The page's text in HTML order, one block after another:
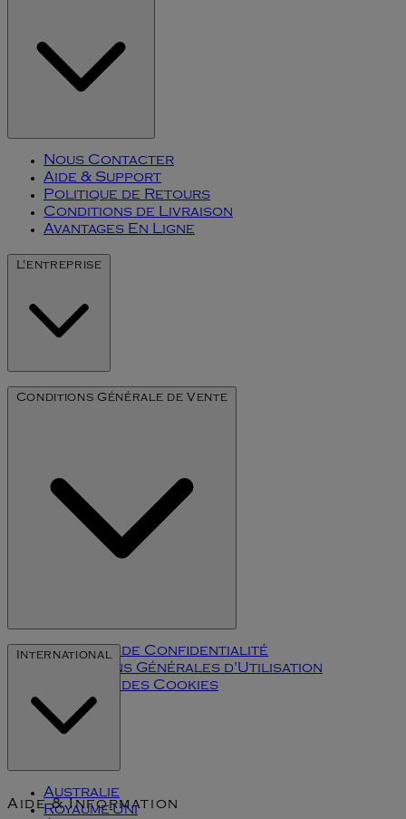
Nous Contacter
Aide & Support
Politique de Retours
Conditions de Livraison
Avantages En Ligne
L'entreprise
Notre Histoire
Conditions Générale de Vente
Politique de Confidentialité
Conditions Générales d'Utilisation
Politique des Cookies
Klarna
International
Australie
Royaume-Uni
Aide & Information